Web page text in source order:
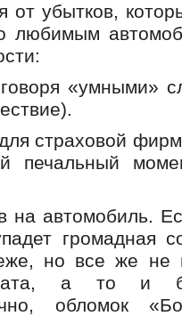
от убытков,
любимым
«умными»
страховой
печальный
на автомобиль.
громадная
но все же не
а то и
обломок